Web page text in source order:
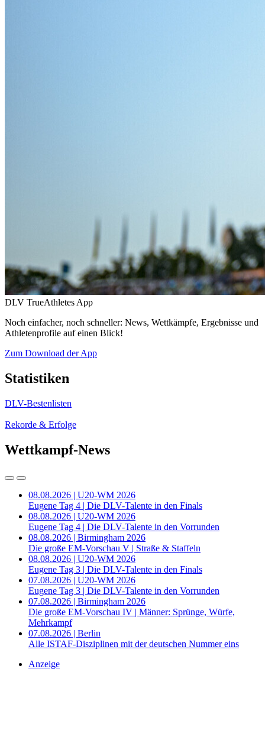
DLV TrueAthletes App
Noch einfacher, noch schneller: News, Wettkämpfe, Ergebnisse und
Athletenprofile auf einen Blick!
Zum Download der App
Statistiken
DLV-Bestenlisten
Rekorde & Erfolge
Wettkampf-News
08.08.2026 | U20-WM 2026
Eugene Tag 4 | Die DLV-Talente in den Finals
08.08.2026 | U20-WM 2026
Eugene Tag 4 | Die DLV-Talente in den Vorrunden
08.08.2026 | Birmingham 2026
Die große EM-Vorschau V | Straße & Staffeln
08.08.2026 | U20-WM 2026
Eugene Tag 3 | Die DLV-Talente in den Finals
07.08.2026 | U20-WM 2026
Eugene Tag 3 | Die DLV-Talente in den Vorrunden
07.08.2026 | Birmingham 2026
Die große EM-Vorschau IV | Männer: Sprünge, Würfe,
Mehrkampf
07.08.2026 | Berlin
Alle ISTAF-Disziplinen mit der deutschen Nummer eins
Anzeige